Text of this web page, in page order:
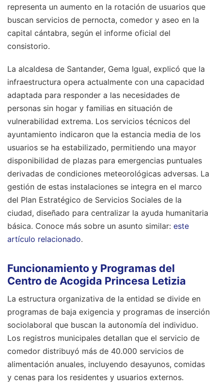
representa un aumento en la rotación de usuarios que
buscan servicios de pernocta, comedor y aseo en la
capital cántabra, según el informe oficial del
consistorio.
La alcaldesa de Santander, Gema Igual, explicó que la
infraestructura opera actualmente con una capacidad
adaptada para responder a las necesidades de
personas sin hogar y familias en situación de
vulnerabilidad extrema. Los servicios técnicos del
ayuntamiento indicaron que la estancia media de los
usuarios se ha estabilizado, permitiendo una mayor
disponibilidad de plazas para emergencias puntuales
derivadas de condiciones meteorológicas adversas. La
gestión de estas instalaciones se integra en el marco
del Plan Estratégico de Servicios Sociales de la
ciudad, diseñado para centralizar la ayuda humanitaria
básica. Conoce más sobre un asunto similar: este
artículo relacionado.
Funcionamiento y Programas del
Centro de Acogida Princesa Letizia
La estructura organizativa de la entidad se divide en
programas de baja exigencia y programas de inserción
sociolaboral que buscan la autonomía del individuo.
Los registros municipales detallan que el servicio de
comedor distribuyó más de 40.000 servicios de
alimentación anuales, incluyendo desayunos, comidas
y cenas para los residentes y usuarios externos.